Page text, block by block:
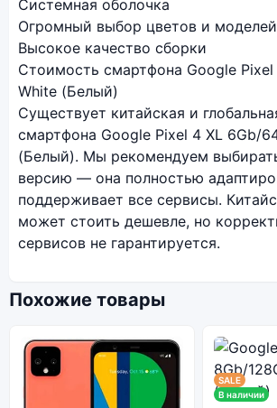
Системная оболочка
Огромный выбор цветов и моделей
Высокое качество сборки
Стоимость смартфона Google
White (Белый)
Существует китайская и
смартфона Google Pixel 4 XL 6Gb/
(Белый). Мы рекомендуем
версию — она полностью
поддерживает все сервисы.
может стоить дешевле, но
сервисов не гарантируется.
Похожие товары
SALE
В наличии